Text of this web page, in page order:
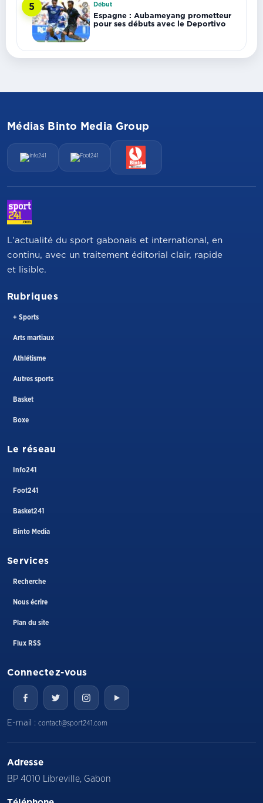
5 Début
Espagne : Aubameyang prometteur
pour ses débuts avec le Deportivo
Médias Binto Media Group
L'actualité du sport gabonais et international, en
continu, avec un traitement éditorial clair, rapide
et lisible.
Rubriques
+ Sports
Arts martiaux
Athlétisme
Autres sports
Basket
Boxe
Le réseau
Info241
Foot241
Basket241
Binto Media
Services
Recherche
Nous écrire
Plan du site
Flux RSS
Connectez-vous
E-mail : contact@sport241.com
Adresse
BP 4010 Libreville, Gabon